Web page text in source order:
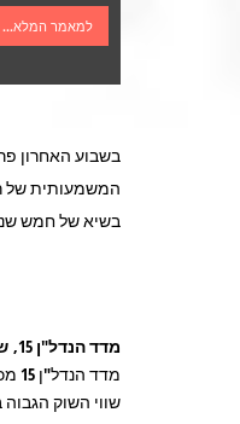
למאמר המלא...
בשבוע האחרון
בשיא של חמש
מדד הנדל"ן 15,
שווי השוק